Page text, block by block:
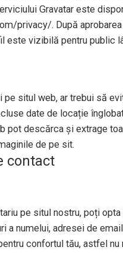
Gravatar este
privacy/. După
este vizibilă pentru public
pe situl web, ar trebui să
date de locație
pot descărca și extrage
de pe sit.
contact
pe situl nostru, poți opta
a numelui, adresei de
confortul tău, astfel nu